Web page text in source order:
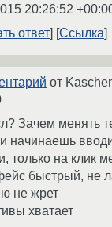
20:26:52
ответ
Ссылка
от
Зачем менять
и начинаешь
только на клик
быстрый, не
не жрет
хватает